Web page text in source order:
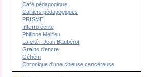
Café pédagogique
Cahiers pédagogiques
PRISME
Interro écrite
Philippe Meirieu
Laïcité : Jean Baubérot
Grains d'encre
Géhèm
Chronique d'une chieuse cancéreuse